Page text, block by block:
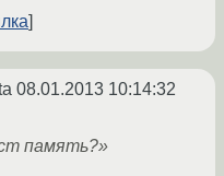
08.01.2013 10:14:32
память?»